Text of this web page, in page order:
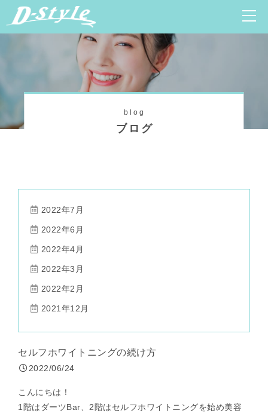
blog
ブログ
2022年7月
2022年6月
2022年4月
2022年3月
2022年2月
2021年12月
セルフホワイトニングの続け方
2022/06/24
こんにちは！
1階はダーツBar、2階はセルフホワイトニングを始め美容